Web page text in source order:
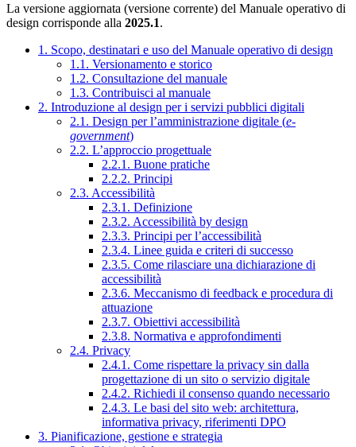
La versione aggiornata (versione corrente) del Manuale operativo di
design corrisponde alla 2025.1.
1. Scopo, destinatari e uso del Manuale operativo di design
1.1. Versionamento e storico
1.2. Consultazione del manuale
1.3. Contribuisci al manuale
2. Introduzione al design per i servizi pubblici digitali
2.1. Design per l’amministrazione digitale (e-
government)
2.2. L’approccio progettuale
2.2.1. Buone pratiche
2.2.2. Principi
2.3. Accessibilità
2.3.1. Definizione
2.3.2. Accessibilità by design
2.3.3. Principi per l’accessibilità
2.3.4. Linee guida e criteri di successo
2.3.5. Come rilasciare una dichiarazione di
accessibilità
2.3.6. Meccanismo di feedback e procedura di
attuazione
2.3.7. Obiettivi accessibilità
2.3.8. Normativa e approfondimenti
2.4. Privacy
2.4.1. Come rispettare la privacy sin dalla
progettazione di un sito o servizio digitale
2.4.2. Richiedi il consenso quando necessario
2.4.3. Le basi del sito web: architettura,
informativa privacy, riferimenti DPO
3. Pianificazione, gestione e strategia